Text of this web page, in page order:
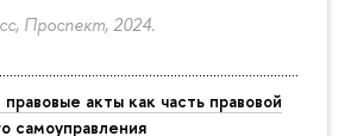
Проспект, 2024.
акты как часть правовой
самоуправления